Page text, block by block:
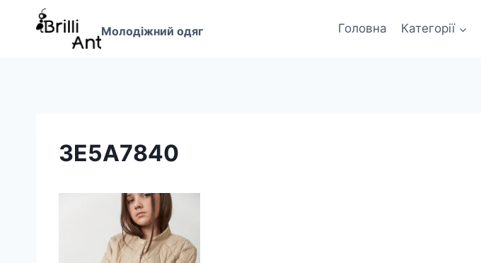
Перейти
Молодіжний одяг Головна Категорії
3E5A7840